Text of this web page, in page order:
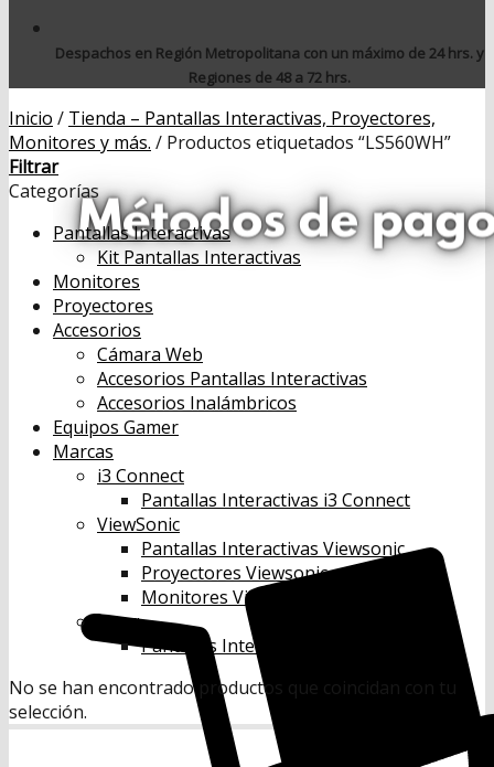
Despachos en Región Metropolitana con un máximo de 24 hrs. y
Regiones de 48 a 72 hrs.
Inicio / Tienda – Pantallas Interactivas, Proyectores,
Monitores y más. / Productos etiquetados “LS560WH”
Filtrar
Categorías
Pantallas Interactivas
Kit Pantallas Interactivas
Monitores
Proyectores
Accesorios
Cámara Web
Accesorios Pantallas Interactivas
Accesorios Inalámbricos
Equipos Gamer
Marcas
i3 Connect
Pantallas Interactivas i3 Connect
ViewSonic
Pantallas Interactivas Viewsonic
Proyectores Viewsonic
Monitores Viewsonic
Benq
Pantallas Interactivas Benq
No se han encontrado productos que coincidan con tu
selección.